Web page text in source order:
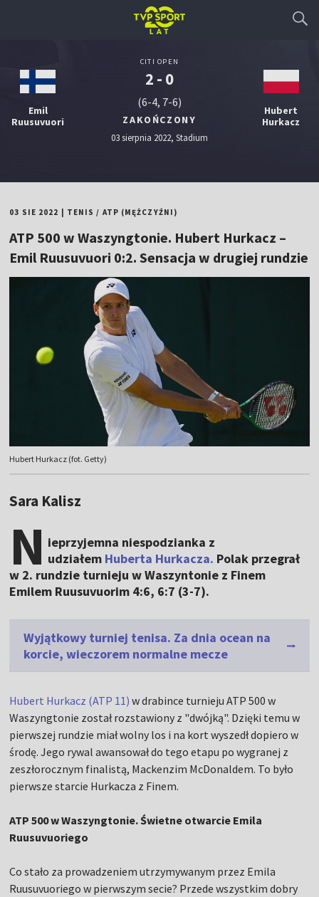
Emil
Ruusuvuori
CITI OPEN
2 - 0
(6-4, 7-6)
ZAKOŃCZONY
03 sierpnia 2022, Stadium
Hubert
Hurkacz
03 SIE 2022 TENIS / ATP (MĘŻCZYŹNI)
ATP 500 w Waszyngtonie. Hubert Hurkacz –
Emil Ruusuvuori 0:2. Sensacja w drugiej rundzie
Hubert Hurkacz (fot. Getty)
Sara Kalisz
N ieprzyjemna niespodzianka z
udziałem Huberta Hurkacza. Polak przegrał
w 2. rundzie turnieju w Waszyntonie z Finem
Emilem Ruusuvuorim 4:6, 6:7 (3-7).
Wyjątkowy turniej tenisa. Za dnia ocean na
korcie, wieczorem normalne mecze
Hubert Hurkacz (ATP 11) w drabince turnieju ATP 500 w
Waszyngtonie został rozstawiony z "dwójką". Dzięki temu w
pierwszej rundzie miał wolny los i na kort wyszedł dopiero w
środę. Jego rywal awansował do tego etapu po wygranej z
zeszłorocznym finalistą, Mackenzim McDonaldem. To było
pierwsze starcie Hurkacza z Finem.
ATP 500 w Waszyngtonie. Świetne otwarcie Emila
Ruusuvuoriego
Co stało za prowadzeniem utrzymywanym przez Emila
Ruusuvuoriego w pierwszym secie? Przede wszystkim dobry